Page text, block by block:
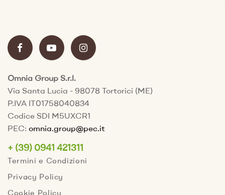
Omnia Group S.r.l.
Via Santa Lucia - 98078 Tortorici (ME)
P.IVA IT01758040834
Codice SDI M5UXCR1
PEC: omnia.group@pec.it
+ (39) 0941 421311
Termini e Condizioni
Privacy Policy